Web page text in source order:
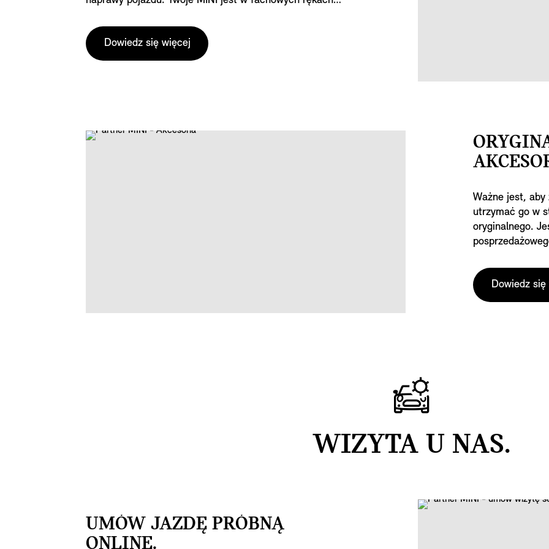
Dowiedz się więcej
Ważne jest,
utrzymać go w
oryginalnego.
Dowiedz
WIZYTA U NAS.
UMÓW JAZDĘ PRÓBNĄ
ONLINE.